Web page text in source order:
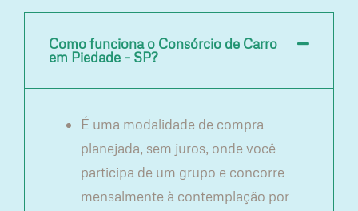
Como funciona o Consórcio de Carro
em Piedade – SP?
É uma modalidade de compra
planejada, sem juros, onde você
participa de um grupo e concorre
mensalmente à contemplação por